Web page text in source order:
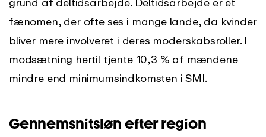
fænomen, der ofte ses i mange lande, da kvinder
bliver mere involveret i deres moderskabsroller. I
modsætning hertil tjente 10,3 % af mændene
mindre end minimumsindkomsten i SMI.
Gennemsnitsløn efter region